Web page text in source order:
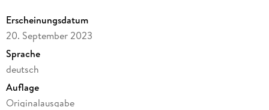
Erscheinungsdatum
20. September 2023
Sprache
deutsch
Auflage
Originalausgabe